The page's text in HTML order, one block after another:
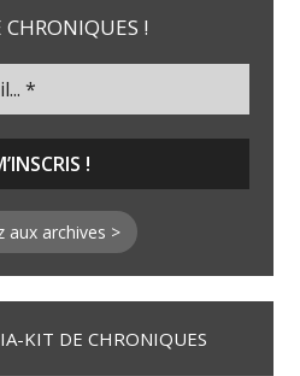
!
aux archives >
KIT DE CHRONIQUES